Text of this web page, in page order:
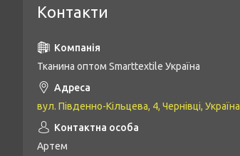
Контакти
Тканина оптом Smarttextile Україна
вул. Південно-Кільцева, 4, Чернівці, Україна
Артем